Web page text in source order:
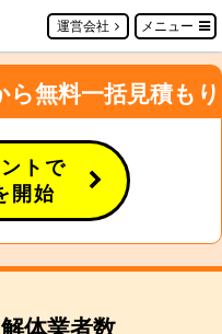
運営会社 メニュー
無料一括見積もり
トで
開始
体業者数